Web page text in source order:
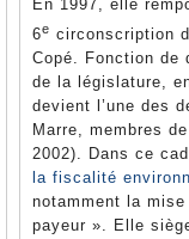
En 1997, elle
6e circonscription
Copé. Fonction de
de la législature,
devient l’une des
Marre, membres
2002). Dans ce
la fiscalité
notamment la
payeur ». Elle